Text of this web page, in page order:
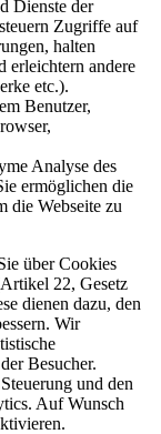
Dienste der
Zugriffe auf
halten
erleichtern andere
etc.).
Benutzer,
Analyse des
ermöglichen die
die Webseite zu
über Cookies
22, Gesetz
dienen dazu, den
Wir
Besucher.
und den
Auf Wunsch